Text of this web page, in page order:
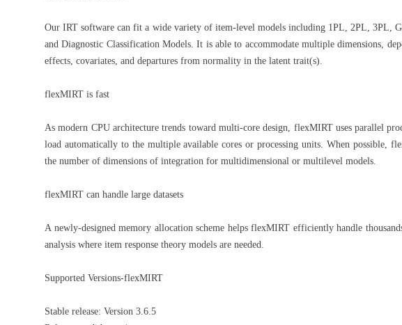
Our IRT software can fit a wide variety of item-level models including 1PL, 2PL, 3PL,
and Diagnostic Classification Models. It is able to accommodate multiple dimensions,
effects, covariates, and departures from normality in the latent trait(s).
flexMIRT is fast
As modern CPU architecture trends toward multi-core design, flexMIRT uses parallel
load automatically to the multiple available cores or processing units. When possible,
the number of dimensions of integration for multidimensional or multilevel models.
flexMIRT can handle large datasets
A newly-designed memory allocation scheme helps flexMIRT efficiently handle
analysis where item response theory models are needed.
Supported Versions-flexMIRT
Stable release: Version 3.6.5